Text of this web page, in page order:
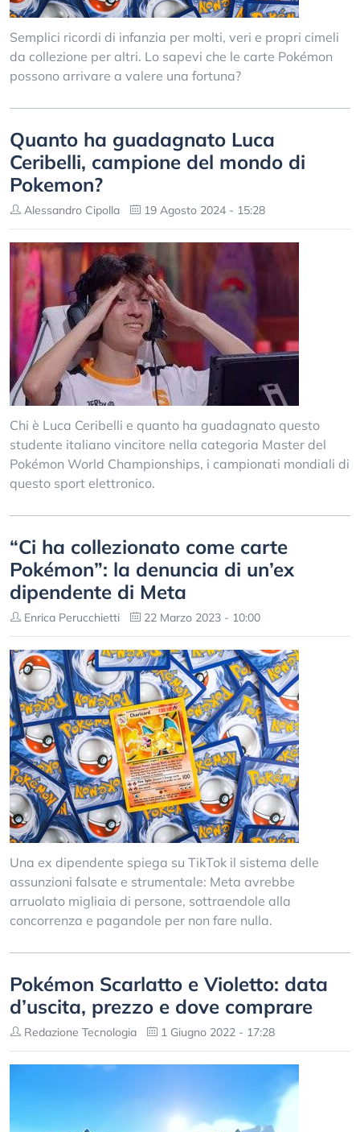
Semplici ricordi di infanzia per molti, veri e propri cimeli
da collezione per altri. Lo sapevi che le carte Pokémon
possono arrivare a valere una fortuna?
Quanto ha guadagnato Luca
Ceribelli, campione del mondo di
Pokemon?
Alessandro Cipolla 19 Agosto 2024 - 15:28
Chi è Luca Ceribelli e quanto ha guadagnato questo
studente italiano vincitore nella categoria Master del
Pokémon World Championships, i campionati mondiali di
questo sport elettronico.
“Ci ha collezionato come carte
Pokémon”: la denuncia di un’ex
dipendente di Meta
Enrica Perucchietti 22 Marzo 2023 - 10:00
Una ex dipendente spiega su TikTok il sistema delle
assunzioni falsate e strumentale: Meta avrebbe
arruolato migliaia di persone, sottraendole alla
concorrenza e pagandole per non fare nulla.
Pokémon Scarlatto e Violetto: data
d’uscita, prezzo e dove comprare
Redazione Tecnologia 1 Giugno 2022 - 17:28